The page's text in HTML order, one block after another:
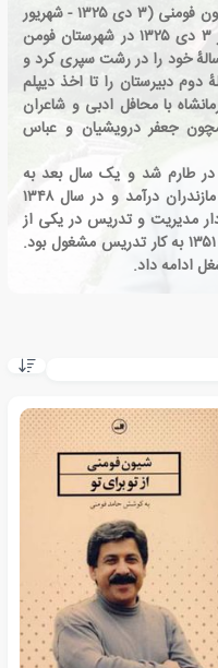
میر احمد سید فخری نژاد، متخلص به شیون فومنی (۳ دی ۱۳۲۵ - شهریور
۱۳۷۷)، شاعر گیلانی بود. شیون فومنی در ۳ دی ۱۳۲۵ در شهرستان فومن
خود را در رشت سپری کرد و
دبیرستان را تا اخذ دیپلم
در کرمانشاه با محافل ادبی و شاعران
جعفر درویشیان و عباس
دانش در طارم شد و یک سال بعد به
استخدام ادارهٔ آموزش و پرورش استان مازندران درآمد و در سال ۱۳۴۸
مدیریت و تدریس در یکی از
مدارس فولادمحلهٔ ساری گشت و تا سال ۱۳۵۱ به کار تدریس مشغول بود.
ادامه داد.